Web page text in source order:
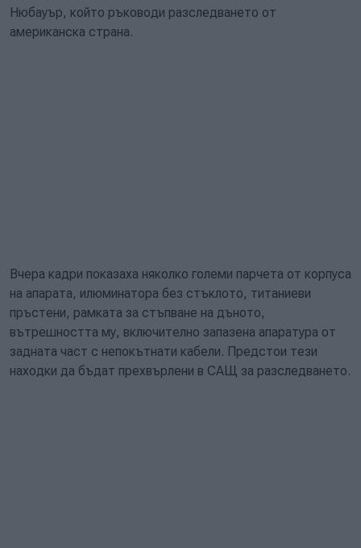
Нюбауър, който ръководи разследването от
американска страна.
Вчера кадри показаха няколко големи парчета от корпуса
на апарата, илюминатора без стъклото, титаниеви
пръстени, рамката за стъпване на дъното,
вътрешността му, включително запазена апаратура от
задната част с непокътнати кабели. Предстои тези
находки да бъдат прехвърлени в САЩ за разследването.